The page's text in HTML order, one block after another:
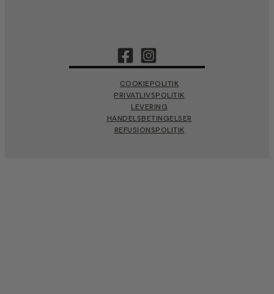
COOKIEPOLITIK
PRIVATLIVSPOLITIK
LEVERING
HANDELSBETINGELSER
REFUSIONSPOLITIK